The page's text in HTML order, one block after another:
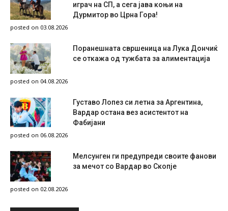
играч на СП, а сега јава коњи на
Дурмитор во Црна Гора!
posted on 03.08.2026
Поранешната свршеница на Лука Дончиќ
се откажа од тужбата за алиментација
posted on 04.08.2026
Густаво Лопез си летна за Аргентина,
Вардар остана вез асистентот на
Фабијани
posted on 06.08.2026
Мелсунген ги предупреди своите фанови
за мечот со Вардар во Скопје
posted on 02.08.2026